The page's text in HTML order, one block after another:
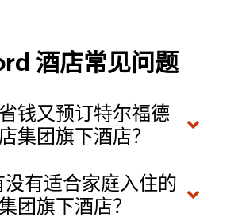
酒店常见问题
钱又预订特尔福德
集团旗下酒店？
有适合家庭入住的
团旗下酒店？